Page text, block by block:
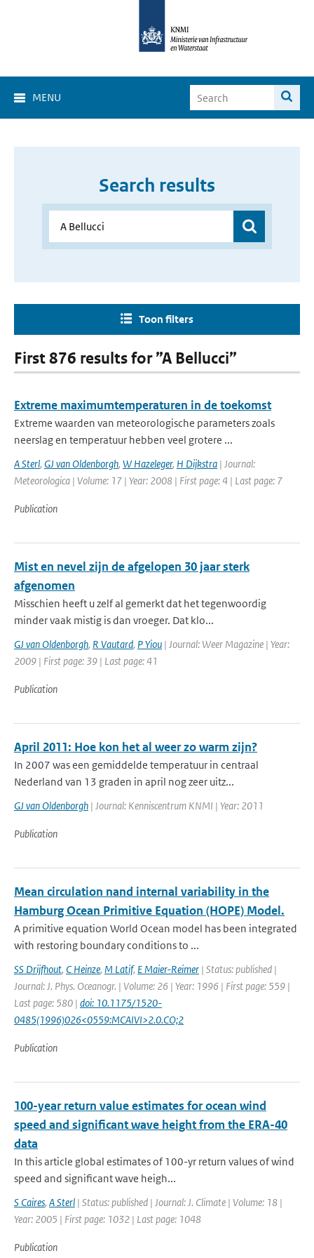
MENU
Search results
Toon filters
First 876 results for ”A Bellucci”
Extreme maximumtemperaturen in de toekomst
Extreme waarden van meteorologische parameters zoals
neerslag en temperatuur hebben veel grotere ...
A Sterl, GJ van Oldenborgh, W Hazeleger, H Dijkstra | Journal:
Meteorologica | Volume: 17 | Year: 2008 | First page: 4 | Last page: 7
Publication
Mist en nevel zijn de afgelopen 30 jaar sterk
afgenomen
Misschien heeft u zelf al gemerkt dat het tegenwoordig
minder vaak mistig is dan vroeger. Dat klo...
GJ van Oldenborgh, R Vautard, P Yiou | Journal: Weer Magazine | Year:
2009 | First page: 39 | Last page: 41
Publication
April 2011: Hoe kon het al weer zo warm zijn?
In 2007 was een gemiddelde temperatuur in centraal
Nederland van 13 graden in april nog zeer uitz...
GJ van Oldenborgh | Journal: Kenniscentrum KNMI | Year: 2011
Publication
Mean circulation nand internal variability in the
Hamburg Ocean Primitive Equation (HOPE) Model.
A primitive equation World Ocean model has been integrated
with restoring boundary conditions to ...
SS Drijfhout, C Heinze, M Latif, E Maier-Reimer | Status: published |
Journal: J. Phys. Oceanogr. | Volume: 26 | Year: 1996 | First page: 559 |
Last page: 580 | doi: 10.1175/1520-
0485(1996)026<0559:MCAIVI>2.0.CO;2
Publication
100-year return value estimates for ocean wind
speed and significant wave height from the ERA-40
data
In this article global estimates of 100-yr return values of wind
speed and significant wave heigh...
S Caires, A Sterl | Status: published | Journal: J. Climate | Volume: 18 |
Year: 2005 | First page: 1032 | Last page: 1048
Publication